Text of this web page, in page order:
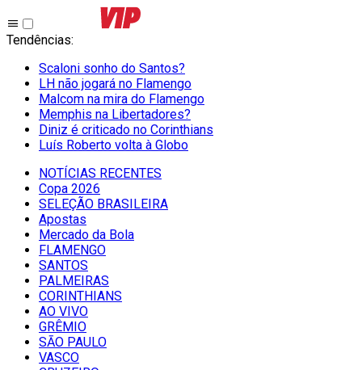
Tendências:
Scaloni sonho do Santos?
LH não jogará no Flamengo
Malcom na mira do Flamengo
Memphis na Libertadores?
Diniz é criticado no Corinthians
Luís Roberto volta à Globo
NOTÍCIAS RECENTES
Copa 2026
SELEÇÃO BRASILEIRA
Apostas
Mercado da Bola
FLAMENGO
SANTOS
PALMEIRAS
CORINTHIANS
AO VIVO
GRÊMIO
SĀO PAULO
VASCO